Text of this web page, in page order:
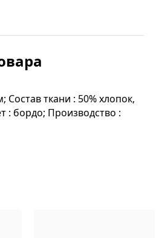
Состав ткани : 50% хлопок,
: бордо; Производство :